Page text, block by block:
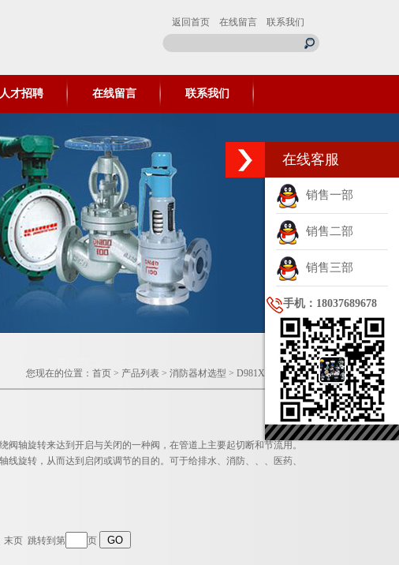
返回首页 在线留言 联系我们
人才招聘 在线留言 联系我们
您现在的位置： 首页 > 产品列表 > 消防器材选型 > D981X电动沟槽蝶阀
轴旋转来达到开启与关闭的一种阀，在管道上主要起切断和节流用。
旋转，从而达到启闭或调节的目的。可于给排水、消防、、、医药、
末页 跳转到第 页
在线客服
销售一部
销售二部
销售三部
手机：18037689678